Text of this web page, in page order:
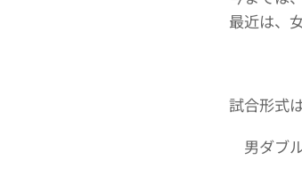
最近は、
試合形式は
男ダブ